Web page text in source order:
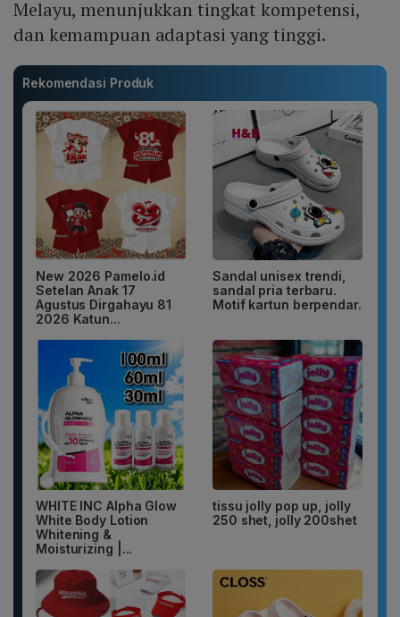
Melayu, menunjukkan tingkat kompetensi,
dan kemampuan adaptasi yang tinggi.
Rekomendasi Produk
New 2026 Pamelo.id
Setelan Anak 17
Agustus Dirgahayu 81
2026 Katun...
Sandal unisex trendi,
sandal pria terbaru.
Motif kartun berpendar.
WHITE INC Alpha Glow
White Body Lotion
Whitening &
Moisturizing |...
tissu jolly pop up, jolly
250 shet, jolly 200shet